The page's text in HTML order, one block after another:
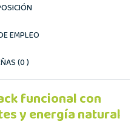
EMPLEO
(0 )
funcional con
y energía natural